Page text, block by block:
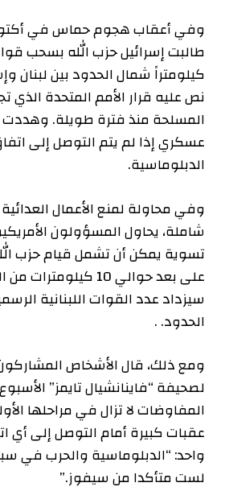
وفي أعقاب هجوم حماس في
كيلومتراً شمال الحدود بين لبنان
نص عليه قرار الأمم المتحدة الذي
المسلحة منذ فترة طويلة. وهددت
عسكري إذا لم يتم التوصل إلى
الدبلوماسية.
وفي محاولة لمنع الأعمال
شاملة، يحاول المسؤولون
تسوية يمكن أن تشمل قيام حزب
على بعد حوالي 10
سيزداد عدد القوات اللبنانية
الحدود. .
ومع ذلك، قال الأشخاص
لصحيفة “فاينانشيال تايمز”
المفاوضات لا تزال في مراحلها
عقبات كبيرة أمام التوصل إلى أي
واحد: “الدبلوماسية والحرب في
لست متأكدا من سيفوز.”